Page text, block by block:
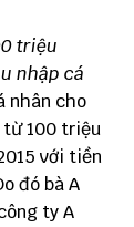
triệu
nhập cá
nhân cho
100 triệu
với tiền
đó bà A
ty A